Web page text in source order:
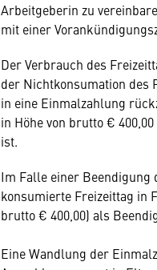
Arbeitgeberin zu
mit einer
Der Verbrauch des
der Nichtkonsumation des
in eine Einmalzahlung
in Höhe von brutto €
ist.
Im Falle einer Beendigung
konsumierte Freizeittag in
brutto € 400,00) als
Eine Wandlung der